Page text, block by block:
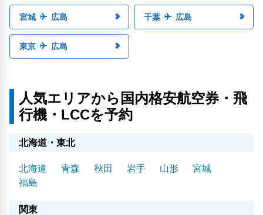
宮城 広島 千葉 広島
東京 広島
人気エリアから国内格安航空券・飛
行機・LCCを予約
北海道・東北
北海道 青森 秋田 岩手 山形
宮城
福島
関東